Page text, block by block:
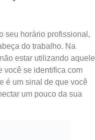
seu horário profissional,
do trabalho. Na
estar utilizando aquele
você se identifica com
é um sinal de que você
um pouco da sua